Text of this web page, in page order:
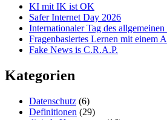
KI mit IK ist OK
Safer Internet Day 2026
Internationaler Tag des
Fragenbasiertes Lernen mit einem
Fake News is C.R.A.P.
Kategorien
Datenschutz (6)
Definitionen (29)